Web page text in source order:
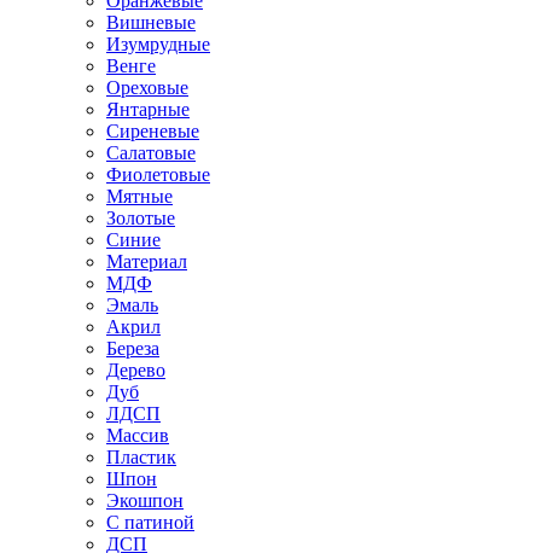
Вишневые
Изумрудные
Венге
Ореховые
Янтарные
Сиреневые
Салатовые
Фиолетовые
Мятные
Золотые
Синие
Материал
МДФ
Эмаль
Акрил
Береза
Дерево
Дуб
ЛДСП
Массив
Пластик
Шпон
Экошпон
С патиной
ДСП